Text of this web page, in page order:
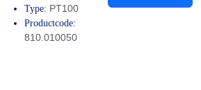
Type: PT100
Productcode:
810.010050